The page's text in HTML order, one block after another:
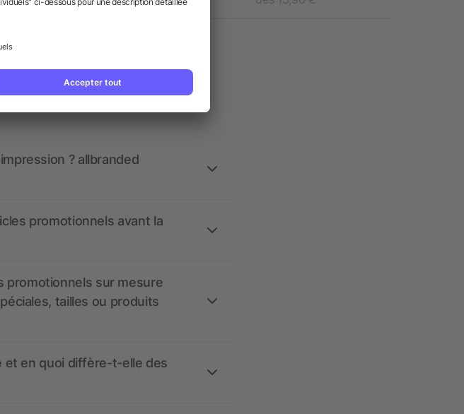
avons les réponses.
? allbranded
promotionnels avant la
promotionnels sur mesure
tailles ou produits
et en quoi diffère-t-elle des